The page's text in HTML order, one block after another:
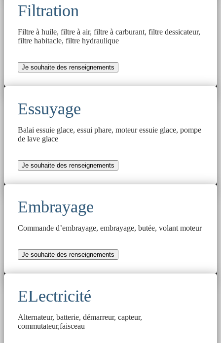
Filtration
Filtre à huile, filtre à air, filtre à carburant, filtre dessicateur,
filtre habitacle, filtre hydraulique
Je souhaite des renseignements
Essuyage
Balai essuie glace, essui phare, moteur essuie glace, pompe
de lave glace
Je souhaite des renseignements
Embrayage
Commande d’embrayage, embrayage, butée, volant moteur
Je souhaite des renseignements
ELectricité
Alternateur, batterie, démarreur, capteur,
commutateur,faisceau